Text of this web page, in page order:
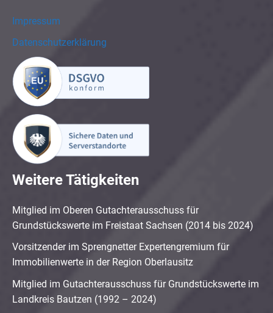
Impressum
Datenschutzerklärung
Weitere Tätigkeiten
Mitglied im Oberen Gutachterausschuss für
Grundstückswerte im Freistaat Sachsen (2014 bis 2024)
Vorsitzender im Sprengnetter Expertengremium für
Immobilienwerte in der Region Oberlausitz
Mitglied im Gutachterausschuss für Grundstückswerte im
Landkreis Bautzen (1992 – 2024)